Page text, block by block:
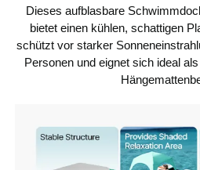
Abmessungen
des Baldachins
5 x 5 x 4
1,35 m
Dieses aufblasbare
bietet einen kühlen, schattigen
schützt vor starker
Personen und eignet sich ideal